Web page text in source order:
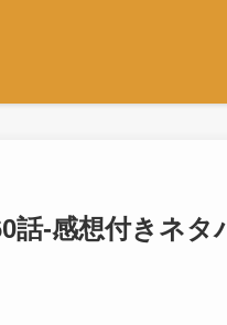
話-感想付きネタ